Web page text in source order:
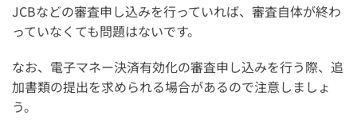
JCBなどの審査申し込みを行っていれば、審査自体が終わ
っていなくても問題はないです。
なお、電子マネー決済有効化の審査申し込みを行う際、追
加書類の提出を求められる場合があるので注意しましょ
う。